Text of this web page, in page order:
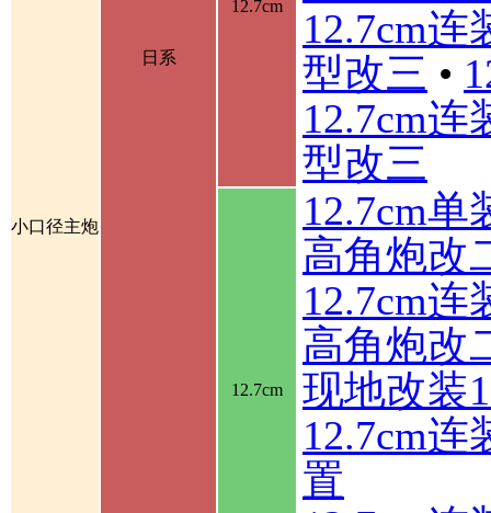
小口径主炮
日系
12.7cm
12.7cm连
型改三 •
12.7cm连
型改三
12.7cm
12.7cm
高角炮改
12.7cm
高角炮改
现地改装
12.7cm
置